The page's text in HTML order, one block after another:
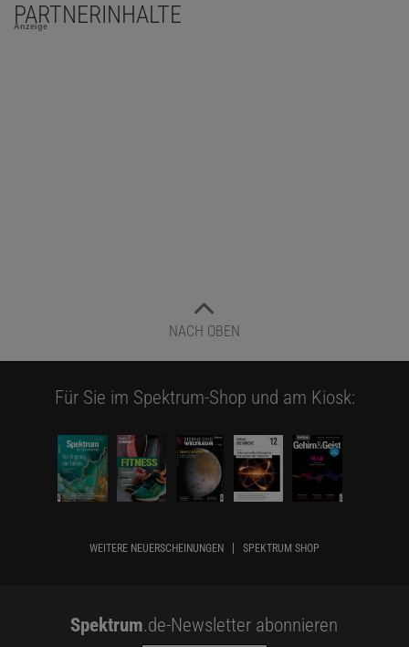
PARTNERINHALTE
Anzeige
NACH OBEN
Für Sie im Spektrum-Shop und am Kiosk:
WEITERE NEUERSCHEINUNGEN SPEKTRUM SHOP
Spektrum.de-Newsletter abonnieren